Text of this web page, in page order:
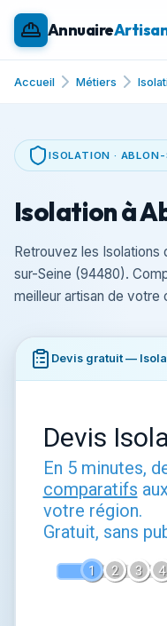
Annuaire
Accueil Métiers
ISOLATION ·
Isolation à
Retrouvez les Isolations
sur-Seine (94480).
meilleur artisan de votre
Devis gratuit —
Devis
En 5 minutes,
comparatifs aux
votre région.
Gratuit, sans
1 2 3 4